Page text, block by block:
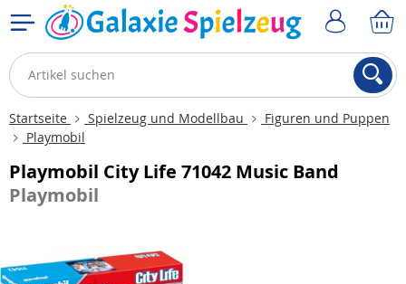
Startseite Spielzeug und Modellbau
Figuren und Puppen
Playmobil
Playmobil City Life 71042 Music Band
Playmobil